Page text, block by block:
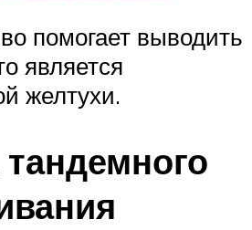
помогает выводить
является
желтухи.